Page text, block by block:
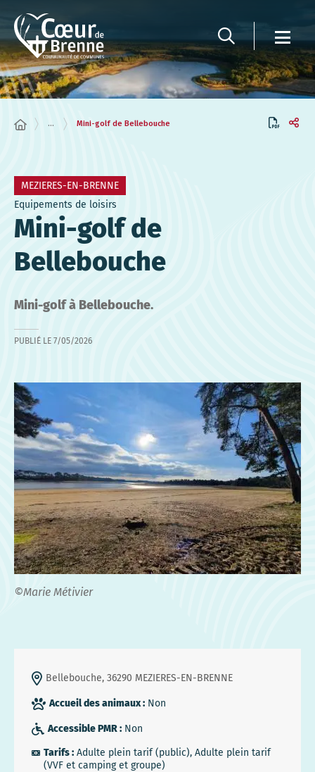
... Mini-golf de Bellebouche
MEZIERES-EN-BRENNE
Equipements de loisirs
Mini-golf de
Bellebouche
Mini-golf à Bellebouche.
PUBLIÉ LE 7/05/2026
©Marie Métivier
Bellebouche, 36290 MEZIERES-EN-BRENNE
Accueil des animaux : Non
Accessible PMR : Non
Tarifs : Adulte plein tarif (public), Adulte plein tarif
(VVF et camping et groupe)